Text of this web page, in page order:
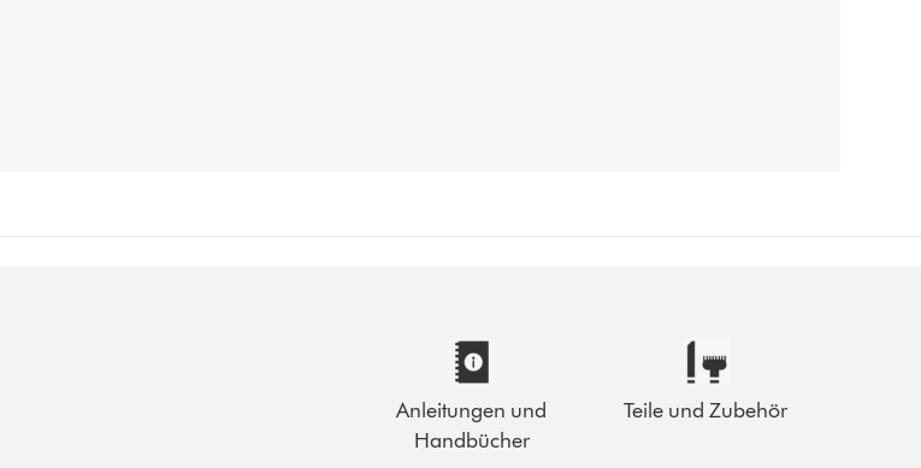
Anleitungen und
Handbücher
Teile und Zubehör